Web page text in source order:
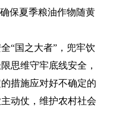
保夏季粮油作物随黄
“国之大者”，兜牢饮
思维守牢底线安全，
措施应对好不确定的
动仗，维护农村社会